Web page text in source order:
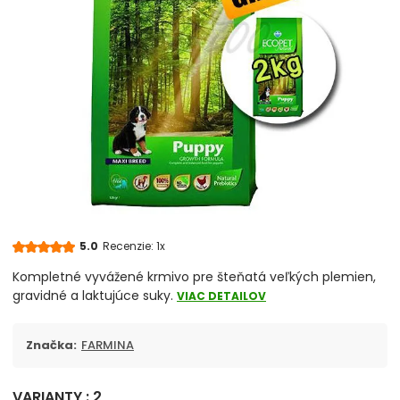
Jednotlivé plemená
Dospelé psy
Bez obilnín
5.0 Recenzie: 1x
Kompletné vyvážené krmivo pre šteňatá veľkých plemien,
gravidné a laktujúce suky. VIAC DETAILOV
Značka: FARMINA